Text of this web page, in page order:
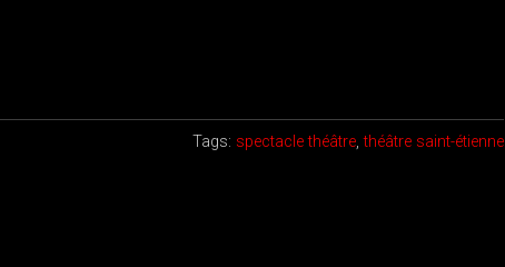
Tags: spectacle théâtre,théâtre saint-étienne